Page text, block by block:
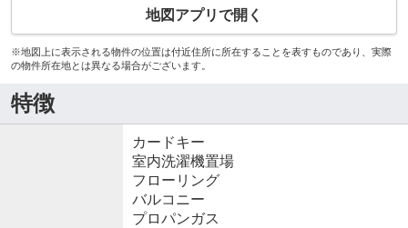
地図アプリで開く
※地図上に表示される物件の位置は付近住所に所在することを表すものであり、実際
の物件所在地とは異なる場合がございます。
特徴
カードキー
室内洗濯機置場
フローリング
バルコニー
プロパンガス